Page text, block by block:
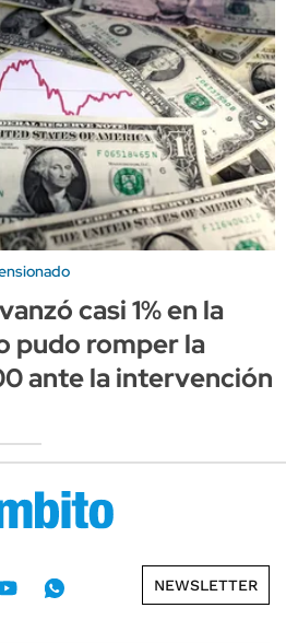
casi 1% en la
pudo romper la
ante la intervención
NEWSLETTER